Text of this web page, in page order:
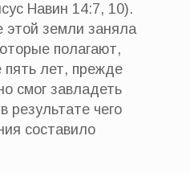
Навин 14:7, 10).
этой земли заняла
полагают,
лет, прежде
смог завладеть
результате чего
составило